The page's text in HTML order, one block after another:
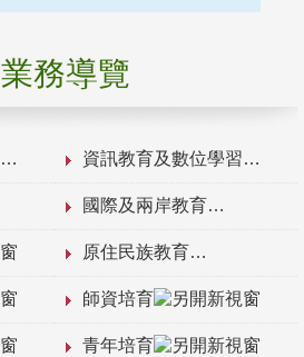
業務導覽
資訊教育及數位學習
國際及兩岸教育
原住民族教育
師資培育
青年培育